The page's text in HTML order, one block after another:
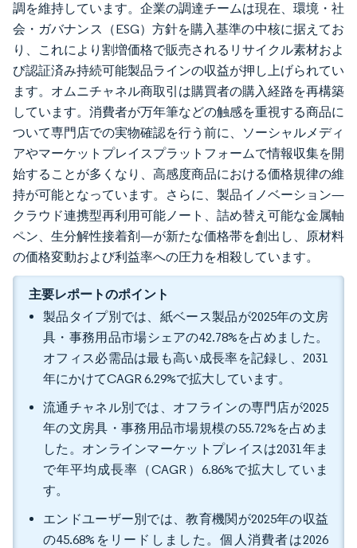
調を維持しています。企業の調達チームは現在、環境・社
会・ガバナンス（ESG）方針を購入基準の中核に据えてお
り、これにより割増価格で販売されるリサイクル素材およ
び認証済み持続可能製品ラインの収益が押し上げられてい
ます。オムニチャネル商取引は購買者の購入経路を再構築
しています。消費者が万年筆などの触感を重視する商品に
ついて専門店での実物確認を行う前に、ソーシャルメディ
アやマーケットプレイスプラットフォームで情報収集を開
始することが多くなり、高感度商品における価格規律の維
持が可能となっています。さらに、製品イノベーション—
クラウド連携型再利用可能ノート、詰め替え可能な金属軸
ペン、生分解性接着剤—が新たな価格帯を創出し、原材料
の価格変動および利益率への圧力を相殺しています。
主要レポートのポイント
製品タイプ別では、紙ベース製品が2025年の文房
具・事務用品市場シェアの42.78%を占めました。
オフィス必需品は最も高い成長率を記録し、2031
年にかけてCAGR 6.29%で拡大しています。
流通チャネル別では、オフラインの専門店が2025
年の文房具・事務用品市場規模の55.72%を占めま
した。オンラインマーケットプレイスは2031年ま
で年平均成長率（CAGR）6.86%で拡大していま
す。
エンドユーザー別では、教育機関が2025年の収益
の45.68%をリードしました。個人消費者は2026